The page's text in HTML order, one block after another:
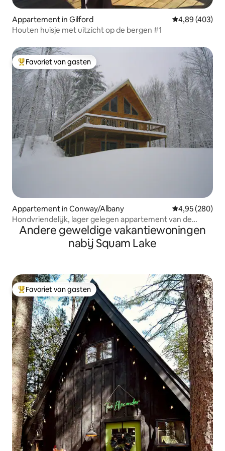
Appartement in Gilford Gemiddelde
4,89 (403)
Houten huisje met uitzicht op de bergen #1
Topfavoriet van gasten
Favoriet van gasten
Appartement in Conway/Albany Gemiddelde
4,95 (280)
Hondvriendelijk, lager gelegen appartement van de
"Kanc"
Andere geweldige vakantiewoningen
nabij Squam Lake
Topfavoriet van gasten
Favoriet van gasten